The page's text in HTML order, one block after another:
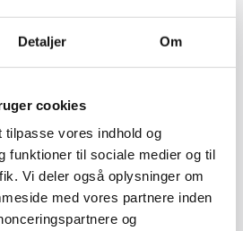
Detaljer Om
cookies
vores indhold og
funktioner til sociale medier og til
Vi deler også oplysninger om
med vores partnere inden
og
børn og unge mister hvert
og sorgberedskaber,
at hjælpe børnene og de unge
at have mistet et nært
psykoterapeut Karen